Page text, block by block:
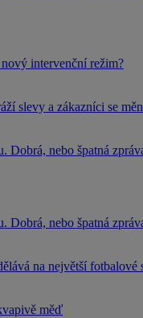
intervenční režim?
slevy a zákazníci se
Dobrá, nebo špatná
Dobrá, nebo špatná
na největší fotbalové
měď